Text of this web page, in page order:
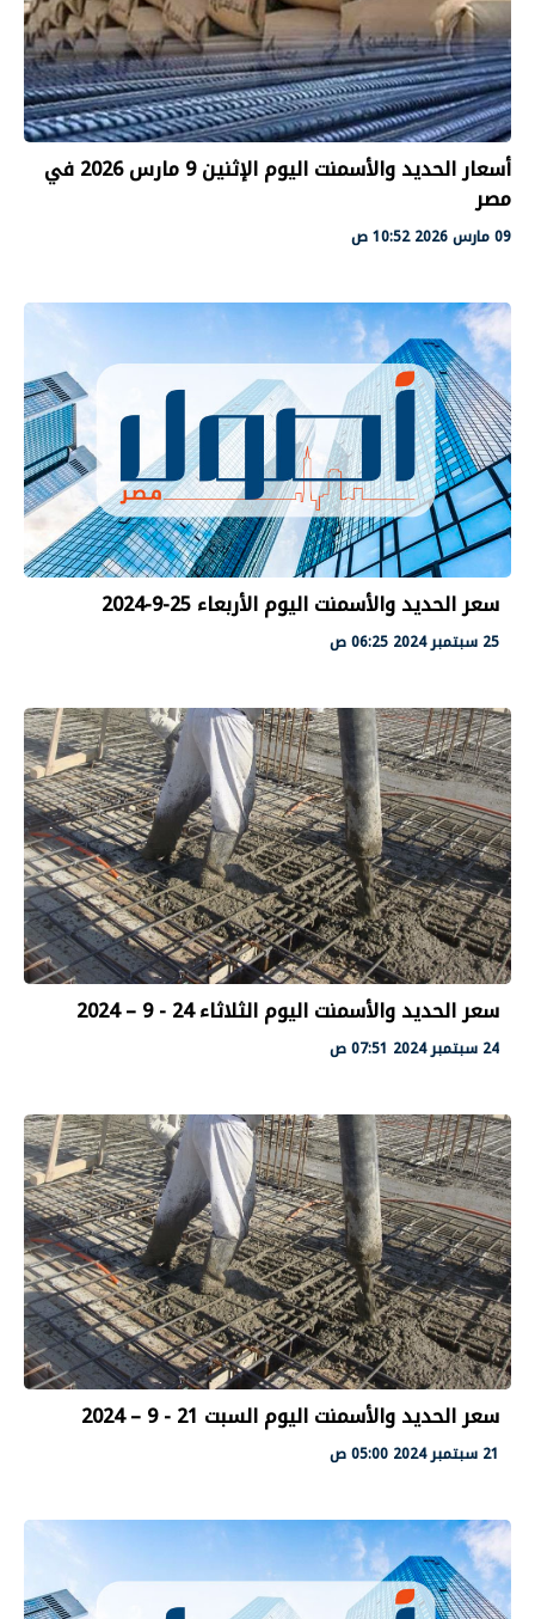
أسعار الحديد والأسمنت اليوم الإثنين 9 مارس 2026 في
مصر
09 مارس 2026 10:52 ص
سعر الحديد والأسمنت اليوم الأربعاء 25-9-2024
25 سبتمبر 2024 06:25 ص
سعر الحديد والأسمنت اليوم الثلاثاء 24 - 9 – 2024
24 سبتمبر 2024 07:51 ص
سعر الحديد والأسمنت اليوم السبت 21 - 9 – 2024
21 سبتمبر 2024 05:00 ص